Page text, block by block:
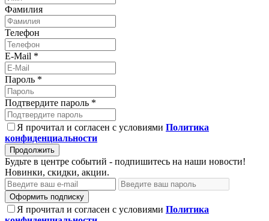
Фамилия
Телефон
E-Mail *
Пароль *
Подтвердите пароль *
Я прочитал и согласен с условиями Политика
конфиденциальности
Продолжить
Будьте в центре событий - подпишитесь на наши новости!
Новинки, скидки, акции.
Оформить подписку
Я прочитал и согласен с условиями Политика